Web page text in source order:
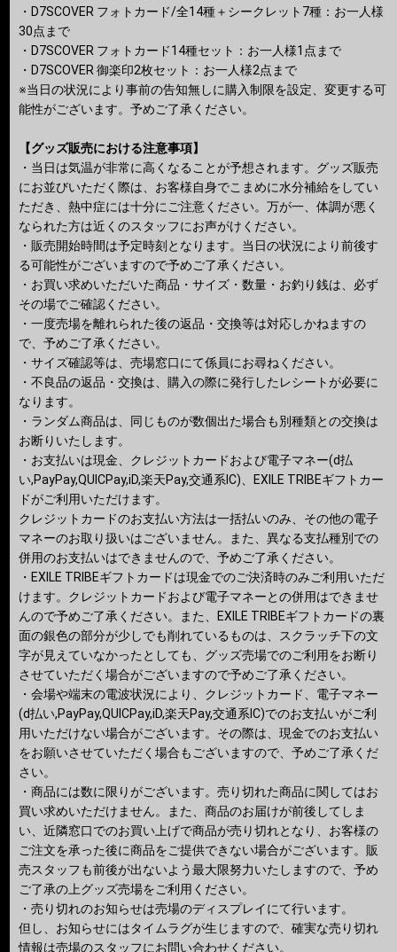
・D7SCOVER フォトカード/全14種＋シークレット7種：お一人様
30点まで
・D7SCOVER フォトカード14種セット：お一人様1点まで
・D7SCOVER 御楽印2枚セット：お一人様2点まで
※当日の状況により事前の告知無しに購入制限を設定、変更する可
能性がございます。予めご了承ください。
【グッズ販売における注意事項】
・当日は気温が非常に高くなることが予想されます。グッズ販売
にお並びいただく際は、お客様自身でこまめに水分補給をしてい
ただき、熱中症には十分にご注意ください。万が一、体調が悪く
なられた方は近くのスタッフにお声がけください。
・販売開始時間は予定時刻となります。当日の状況により前後す
る可能性がございますので予めご了承ください。
・お買い求めいただいた商品・サイズ・数量・お釣り銭は、必ず
その場でご確認ください。
・一度売場を離れられた後の返品・交換等は対応しかねますの
で、予めご了承ください。
・サイズ確認等は、売場窓口にて係員にお尋ねください。
・不良品の返品・交換は、購入の際に発行したレシートが必要に
なります。
・ランダム商品は、同じものが数個出た場合も別種類との交換は
お断りいたします。
・お支払いは現金、クレジットカードおよび電子マネー(d払
い,PayPay,QUICPay,iD,楽天Pay,交通系IC)、EXILE TRIBEギフトカー
ドがご利用いただけます。
クレジットカードのお支払い方法は一括払いのみ、その他の電子
マネーのお取り扱いはございません。また、異なる支払種別での
併用のお支払いはできませんので、予めご了承ください。
・EXILE TRIBEギフトカードは現金でのご決済時のみご利用いただ
けます。クレジットカードおよび電子マネーとの併用はできませ
んので予めご了承ください。また、EXILE TRIBEギフトカードの裏
面の銀色の部分が少しでも削れているものは、スクラッチ下の文
字が見えていなかったとしても、グッズ売場でのご利用をお断り
させていただく場合がございますので予めご了承ください。
・会場や端末の電波状況により、クレジットカード、電子マネー
(d払い,PayPay,QUICPay,iD,楽天Pay,交通系IC)でのお支払いがご利
用いただけない場合がございます。その際は、現金でのお支払い
をお願いさせていただく場合もございますので、予めご了承くだ
さい。
・商品には数に限りがございます。売り切れた商品に関してはお
買い求めいただけません。また、商品のお届けが前後してしま
い、近隣窓口でのお買い上げで商品が売り切れとなり、お客様の
ご注文を承った後に商品をご提供できない場合がございます。販
売スタッフも前後が出ないよう最大限努力いたしますので、予め
ご了承の上グッズ売場をご利用ください。
・売り切れのお知らせは売場のディスプレイにて行います。
但し、お知らせにはタイムラグが生じますので、確実な売り切れ
情報は売場のスタッフにお問い合わせください。